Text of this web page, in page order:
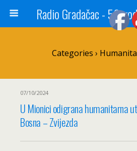
Categories ›
07/10/2024
U Mionici odigrana humanitarna
Bosna – Zvijezda